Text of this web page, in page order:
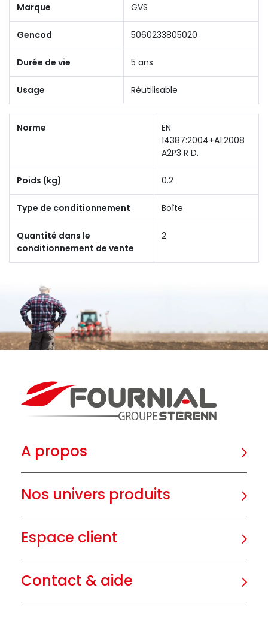
Marque GVS
Gencod 5060233805020
Durée de vie 5 ans
Usage Réutilisable
Norme
EN
14387:2004+A1:2008
A2P3 R D.
Poids (kg) 0.2
Type de conditionnement Boîte
Quantité dans le
conditionnement de vente
2
A propos
Nos univers produits
Espace client
Contact & aide